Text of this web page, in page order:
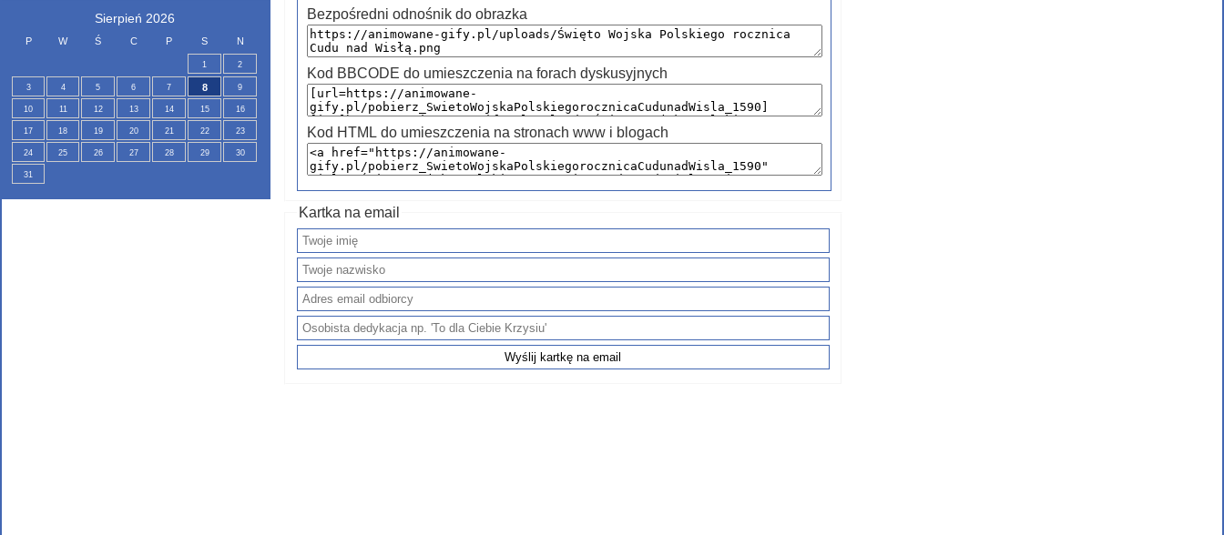
Sierpień 2026
P W Ś C P S N
1 2
3 4 5 6 7 8 9
10 11 12 13 14 15 16
17 18 19 20 21 22 23
24 25 26 27 28 29 30
31
Bezpośredni odnośnik do obrazka
Kod BBCODE do umieszczenia na forach dyskusyjnych
Kod HTML do umieszczenia na stronach www i blogach
Kartka na email